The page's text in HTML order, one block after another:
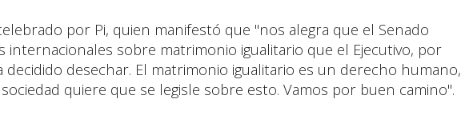
por Pi, quien manifestó que "nos alegra que el Senado
internacionales sobre matrimonio igualitario que el Ejecutivo, por
decidido desechar. El matrimonio igualitario es un derecho humano,
quiere que se legisle sobre esto. Vamos por buen camino".